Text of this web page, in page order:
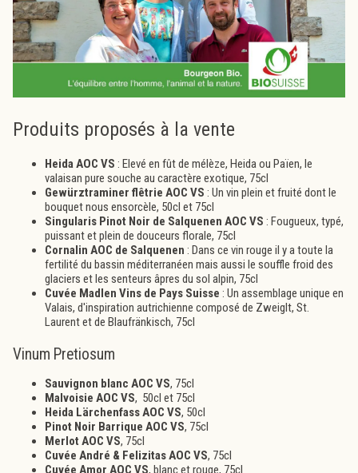
Produits proposés à la vente
Heida AOC VS : Elevé en fût de mélèze, Heida ou Païen, le
valaisan pure souche au caractère exotique, 75cl
Gewürztraminer flêtrie AOC VS : Un vin plein et fruité dont le
bouquet nous ensorcèle, 50cl et 75cl
Singularis Pinot Noir de Salquenen AOC VS : Fougueux, typé,
puissant et plein de douceurs florale, 75cl
Cornalin AOC de Salquenen : Dans ce vin rouge il y a toute la
fertilité du bassin méditerranéen mais aussi le souffle froid des
glaciers et les senteurs âpres du sol alpin, 75cl
Cuvée Madlen Vins de Pays Suisse : Un assemblage unique en
Valais, d'inspiration autrichienne composé de Zweiglt, St.
Laurent et de Blaufränkisch, 75cl
Vinum Pretiosum
Sauvignon blanc AOC VS, 75cl
Malvoisie AOC VS, 50cl et 75cl
Heida Lärchenfass AOC VS, 50cl
Pinot Noir Barrique AOC VS, 75cl
Merlot AOC VS, 75cl
Cuvée André & Felizitas AOC VS, 75cl